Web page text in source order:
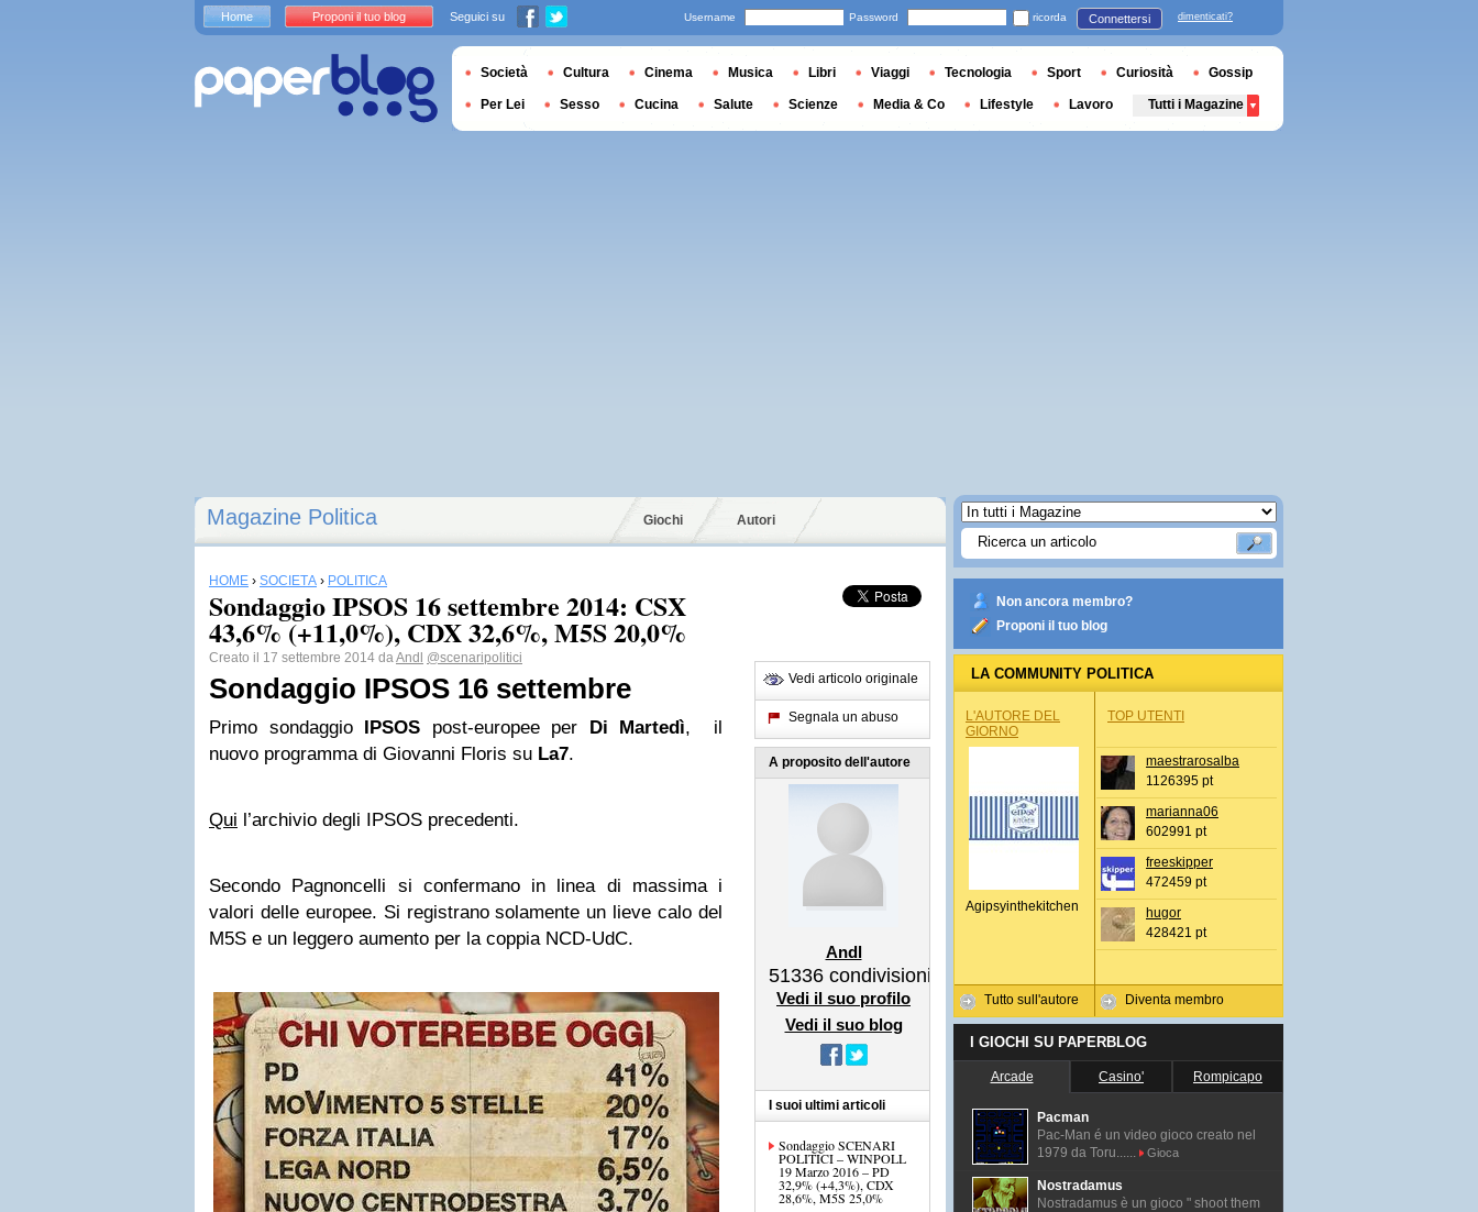
Magazine Politica Giochi Autori
HOME › SOCIETÀ › POLITICA
Sondaggio IPSOS 16 settembre 2014: CSX
43,6% (+11,0%), CDX 32,6%, M5S 20,0%
Creato il 17 settembre 2014 daAndl @scenaripolitici
Sondaggio IPSOS 16 settembre
Primo sondaggio IPSOS post-europee per Di Martedì, il
nuovo programma di Giovanni Floris su La7.
Qui l’archivio degli IPSOS precedenti.
Secondo Pagnoncelli si confermano in linea di massima i
valori delle europee. Si registrano solamente un lieve calo del
M5S e un leggero aumento per la coppia NCD-UdC.
Vedi articolo originale
Segnala un abuso
A proposito dell'autore
Andl
51336 condivisioni
Vedi il suo profilo
Vedi il suo blog
I suoi ultimi articoli
Sondaggio SCENARI
POLITICI – WINPOLL
19 Marzo 2016 – PD
32,9% (+4,3%), CDX
28,6%, M5S 25,0%
Non ancora membro?
Proponi il tuo blog
LA COMMUNITY POLITICA
L'AUTORE DEL
GIORNO
Agipsyinthekitchen
Tutto sull'autore
TOP UTENTI
maestrarosalba
1126395 pt
marianna06
602991 pt
freeskipper
472459 pt
hugor
428421 pt
Diventa membro
I GIOCHI SU PAPERBLOG
Arcade Casino' Rompicapo
Pacman
Pac-Man é un video gioco creato nel
1979 da Toru......
Gioca
Nostradamus
Nostradamus è un gioco " shoot them
Home Proponi il tuo blog Seguici su Username Password ricorda Connettersi dimenticati?
Società Cultura Cinema Musica Libri Viaggi Tecnologia Sport Curiosità Gossip
Per Lei Sesso Cucina Salute Scienze Media & Co Lifestyle Lavoro Tutti i Magazine